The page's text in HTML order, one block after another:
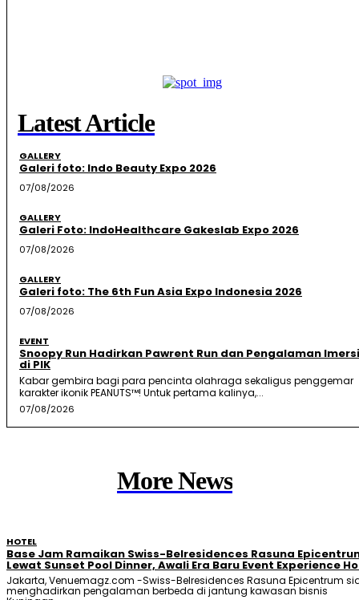
Latest Article
GALLERY
Galeri foto: Indo Beauty Expo 2026
07/08/2026
GALLERY
Galeri Foto: IndoHealthcare Gakeslab Expo 2026
07/08/2026
GALLERY
Galeri foto: The 6th Fun Asia Expo Indonesia 2026
07/08/2026
EVENT
Snoopy Run Hadirkan Pawrent Run dan Pengalaman
di PIK
Kabar gembira bagi para pencinta olahraga sekaligus penggemar
karakter ikonik PEANUTS™! Untuk pertama kalinya,...
07/08/2026
More News
HOTEL
Base Jam Ramaikan Swiss-Belresidences Rasuna
Lewat Sunset Pool Dinner, Awali Era Baru Event Experience
Jakarta, Venuemagz.com -Swiss-Belresidences Rasuna Epicentrum
menghadirkan pengalaman berbeda di jantung kawasan bisnis